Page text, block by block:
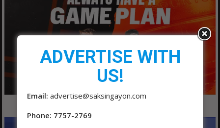
ADVERTISE WITH
US!
Email: advertise@saksingayon.com
Phone: 7757-2769